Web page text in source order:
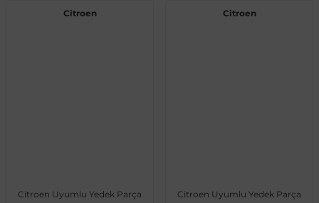
Citroen
Citroen Uyumlu Yedek Parça
Citroen
Citroen Uyumlu Yedek Parça